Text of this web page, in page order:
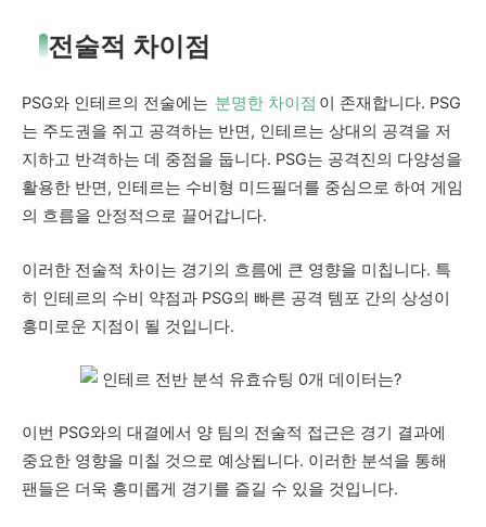
전술적 차이점
PSG와 인테르의 전술에는 분명한 차이점 이 존재합니다. PSG
는 주도권을 쥐고 공격하는 반면, 인테르는 상대의 공격을 저
지하고 반격하는 데 중점을 둡니다. PSG는 공격진의 다양성을
활용한 반면, 인테르는 수비형 미드필더를 중심으로 하여 게임
의 흐름을 안정적으로 끌어갑니다.
이러한 전술적 차이는 경기의 흐름에 큰 영향을 미칩니다. 특
히 인테르의 수비 약점과 PSG의 빠른 공격 템포 간의 상성이
흥미로운 지점이 될 것입니다.
이번 PSG와의 대결에서 양 팀의 전술적 접근은 경기 결과에
중요한 영향을 미칠 것으로 예상됩니다. 이러한 분석을 통해
팬들은 더욱 흥미롭게 경기를 즐길 수 있을 것입니다.